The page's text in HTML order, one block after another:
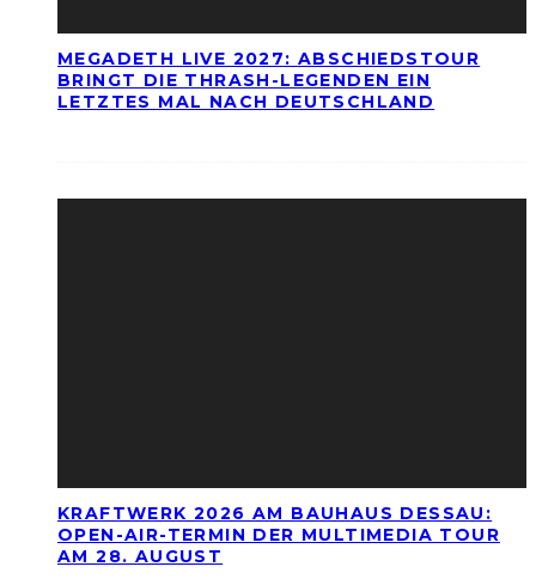
MEGADETH LIVE 2027: ABSCHIEDSTOUR
BRINGT DIE THRASH-LEGENDEN EIN
LETZTES MAL NACH DEUTSCHLAND
KRAFTWERK 2026 AM BAUHAUS DESSAU:
OPEN-AIR-TERMIN DER MULTIMEDIA TOUR
AM 28. AUGUST